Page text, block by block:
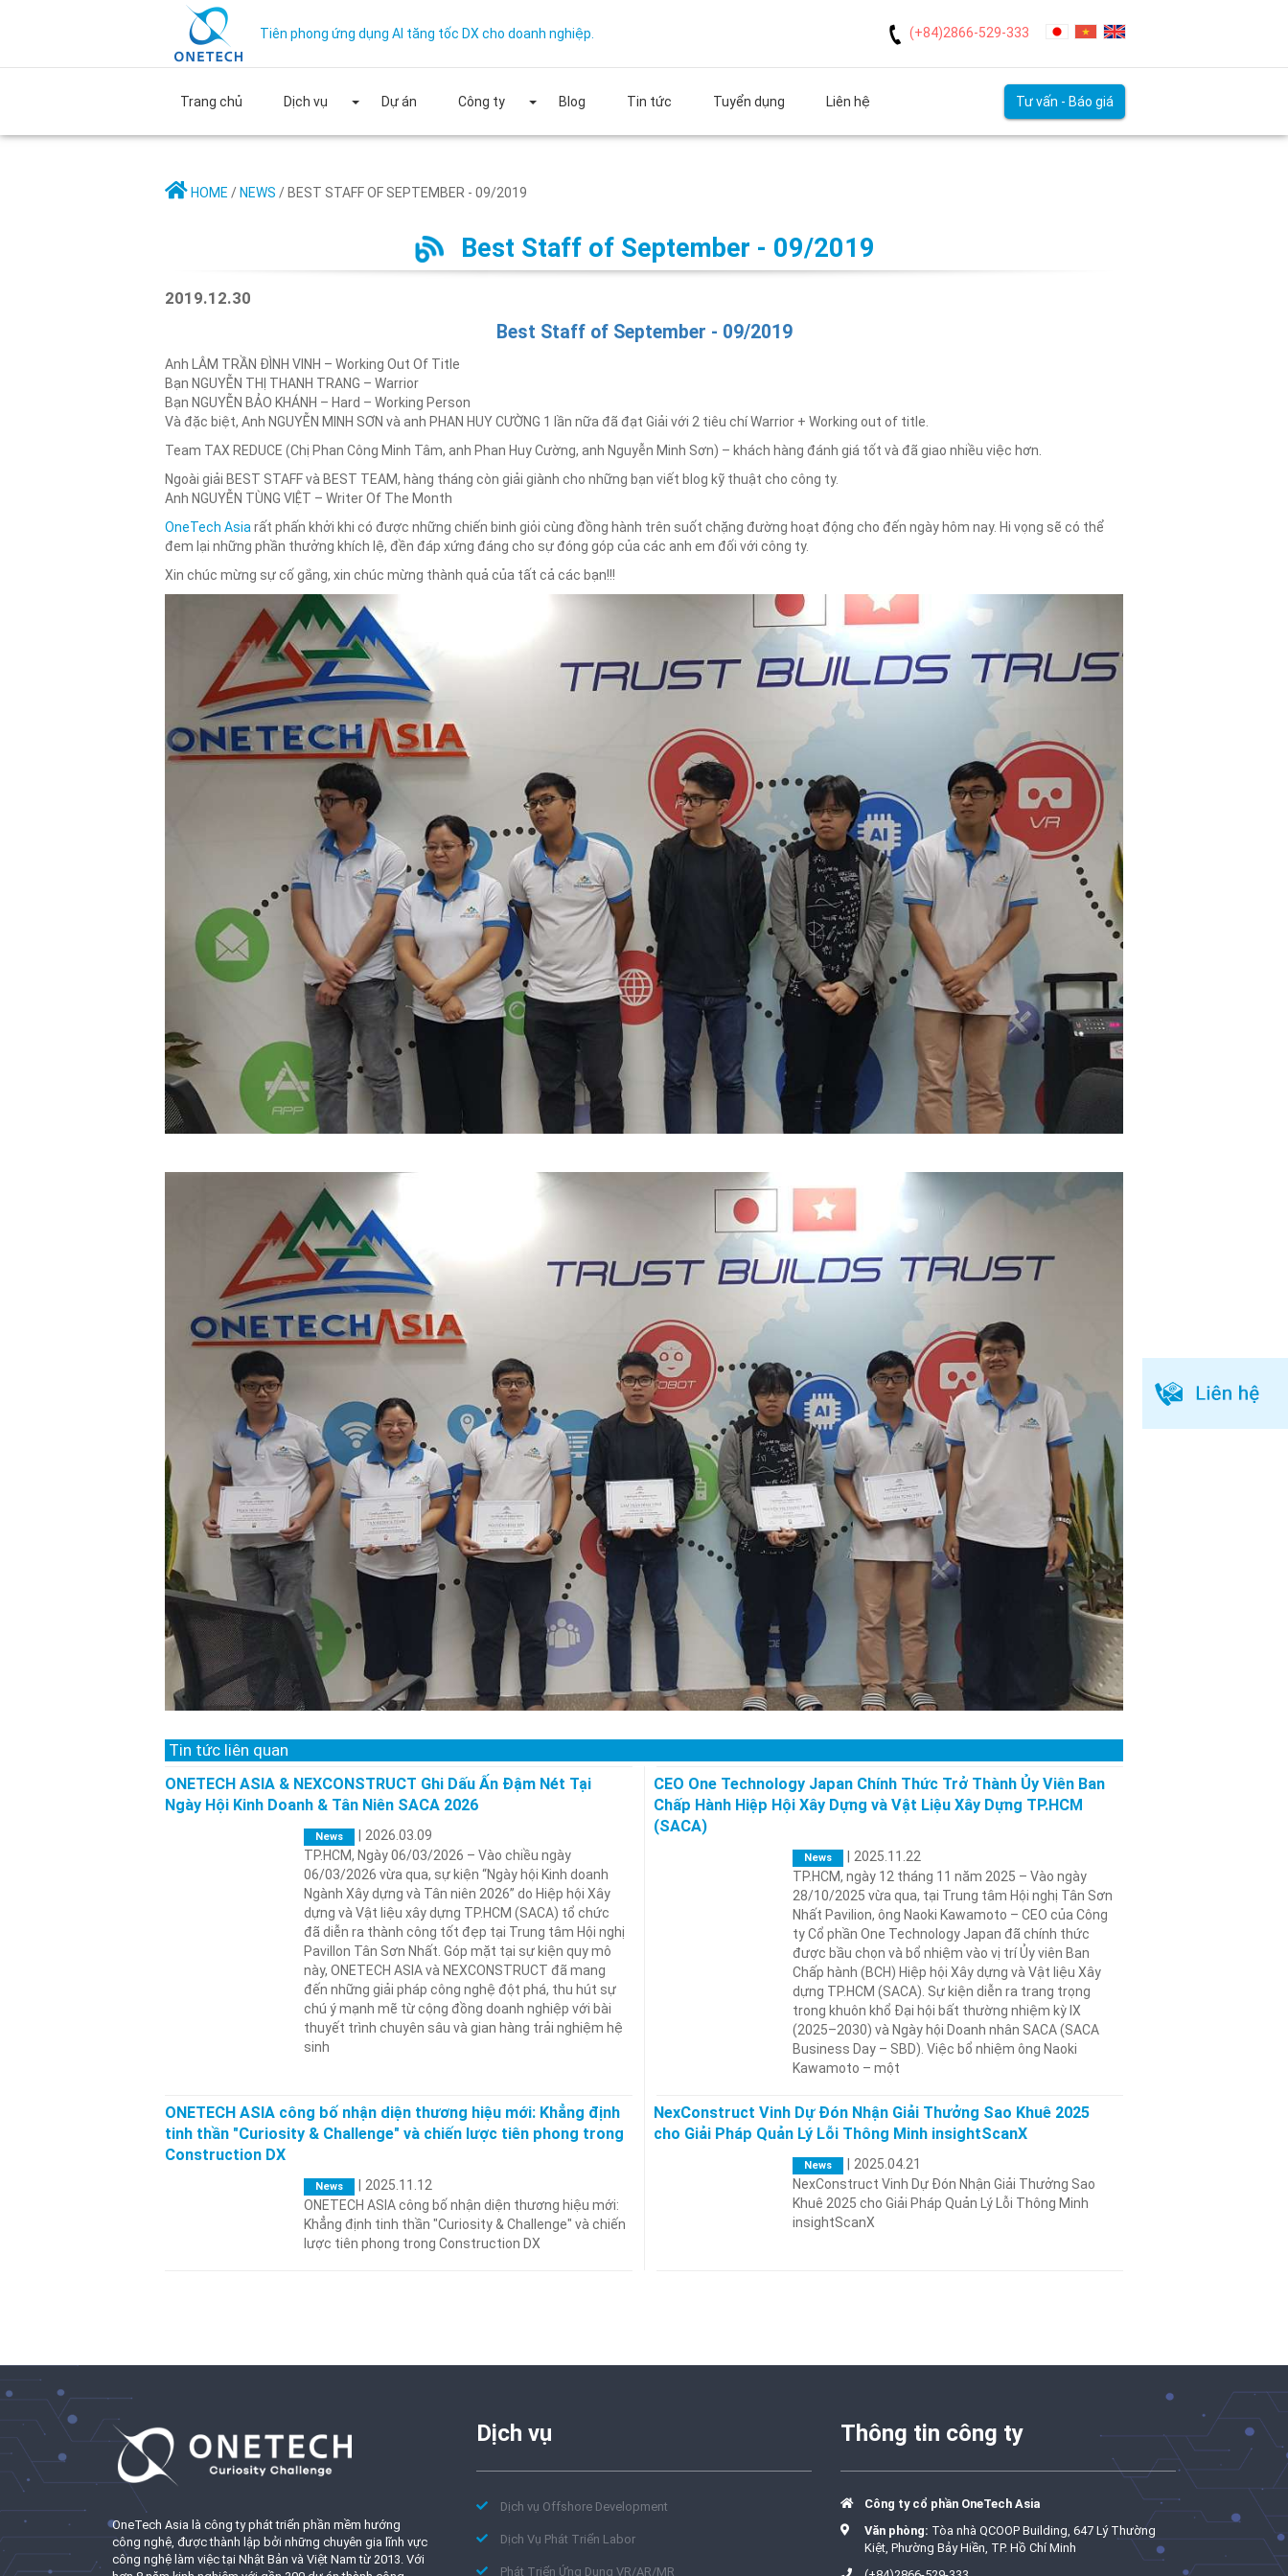
Tiên phong ứng dụng AI tăng tốc DX cho doanh nghiệp. (+84)2866-529-333
Trang chủ Dịch vụ Dự án Công ty Blog Tin tức Tuyển dụng Liên hệ Tư vấn - Báo giá
HOME / NEWS / BEST STAFF OF SEPTEMBER - 09/2019
Best Staff of September - 09/2019
2019.12.30
Best Staff of September - 09/2019
Anh LÂM TRẦN ĐÌNH VINH – Working Out Of Title
Bạn NGUYỄN THỊ THANH TRANG – Warrior
Bạn NGUYỄN BẢO KHÁNH – Hard – Working Person
Và đặc biệt, Anh NGUYỄN MINH SƠN và anh PHAN HUY CƯỜNG 1 lần nữa đã đạt Giải với 2 tiêu chí Warrior + Working out of title.
Team TAX REDUCE (Chị Phan Công Minh Tâm, anh Phan Huy Cường, anh Nguyễn Minh Sơn) – khách hàng đánh giá tốt và đã giao nhiều việc hơn.
Ngoài giải BEST STAFF và BEST TEAM, hàng tháng còn giải giành cho những bạn viết blog kỹ thuật cho công ty.
Anh NGUYỄN TÙNG VIỆT – Writer Of The Month
OneTech Asia rất phấn khởi khi có được những chiến binh giỏi cùng đồng hành trên suốt chặng đường hoạt động cho đến ngày hôm nay. Hi vọng sẽ có thể
đem lại những phần thưởng khích lệ, đền đáp xứng đáng cho sự đóng góp của các anh em đối với công ty.
Xin chúc mừng sự cố gắng, xin chúc mừng thành quả của tất cả các bạn!!!
Tin tức liên quan
ONETECH ASIA & NEXCONSTRUCT Ghi Dấu Ấn Đậm Nét Tại
Ngày Hội Kinh Doanh & Tân Niên SACA 2026
News
2026.03.09
TP.HCM, Ngày 06/03/2026 – Vào chiều ngày
06/03/2026 vừa qua, sự kiện “Ngày hội Kinh doanh
Ngành Xây dựng và Tân niên 2026” do Hiệp hội Xây
dựng và Vật liệu xây dựng TP.HCM (SACA) tổ chức
đã diễn ra thành công tốt đẹp tại Trung tâm Hội nghị
Pavillon Tân Sơn Nhất. Góp mặt tại sự kiện quy mô
này, ONETECH ASIA và NEXCONSTRUCT đã mang
đến những giải pháp công nghệ đột phá, thu hút sự
chú ý mạnh mẽ từ cộng đồng doanh nghiệp với bài
thuyết trình chuyên sâu và gian hàng trải nghiệm hệ
sinh
CEO One Technology Japan Chính Thức Trở Thành Ủy Viên Ban
Chấp Hành Hiệp Hội Xây Dựng và Vật Liệu Xây Dựng TP.HCM
(SACA)
News
2025.11.22
TP.HCM, ngày 12 tháng 11 năm 2025 – Vào ngày
28/10/2025 vừa qua, tại Trung tâm Hội nghị Tân Sơn
Nhất Pavilion, ông Naoki Kawamoto – CEO của Công
ty Cổ phần One Technology Japan đã chính thức
được bầu chọn và bổ nhiệm vào vị trí Ủy viên Ban
Chấp hành (BCH) Hiệp hội Xây dựng và Vật liệu Xây
dựng TP.HCM (SACA). Sự kiện diễn ra trang trọng
trong khuôn khổ Đại hội bất thường nhiệm kỳ IX
(2025–2030) và Ngày hội Doanh nhân SACA (SACA
Business Day – SBD). Việc bổ nhiệm ông Naoki
Kawamoto – một
ONETECH ASIA công bố nhận diện thương hiệu mới: Khẳng định
tinh thần "Curiosity & Challenge" và chiến lược tiên phong trong
Construction DX
News
2025.11.12
ONETECH ASIA công bố nhận diện thương hiệu mới:
Khẳng định tinh thần "Curiosity & Challenge" và chiến
lược tiên phong trong Construction DX
NexConstruct Vinh Dự Đón Nhận Giải Thưởng Sao Khuê 2025
cho Giải Pháp Quản Lý Lỗi Thông Minh insightScanX
News
2025.04.21
NexConstruct Vinh Dự Đón Nhận Giải Thưởng Sao
Khuê 2025 cho Giải Pháp Quản Lý Lỗi Thông Minh
insightScanX
OneTech Asia là công ty phát triển phần mềm hướng
công nghệ, được thành lập bởi những chuyên gia lĩnh vực
công nghệ làm việc tại Nhật Bản và Việt Nam từ 2013. Với
Dịch vụ
Dịch vụ Offshore Development
Dịch Vụ Phát Triển Labor
Phát Triển Ứng Dụng VR/AR/MR
Thông tin công ty
Công ty cổ phần OneTech Asia
Văn phòng: Tòa nhà QCOOP Building, 647 Lý Thường
Kiệt, Phường Bảy Hiền, TP. Hồ Chí Minh